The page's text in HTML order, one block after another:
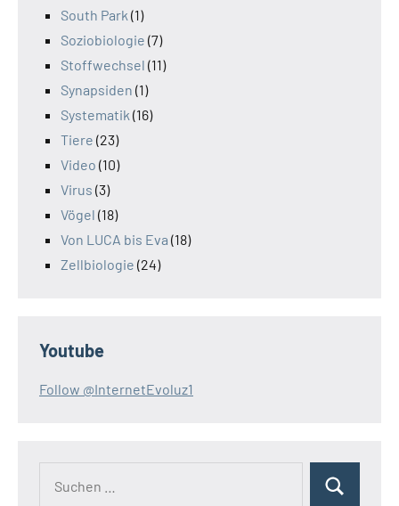
South Park (1)
Soziobiologie (7)
Stoffwechsel (11)
Synapsiden (1)
Systematik (16)
Tiere (23)
Video (10)
Virus (3)
Vögel (18)
Von LUCA bis Eva (18)
Zellbiologie (24)
Youtube
Follow @InternetEvoluz1
Suchen